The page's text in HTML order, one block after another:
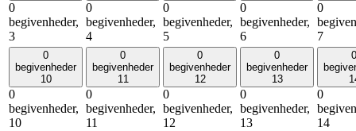
0
begivenheder,
3
0
begivenheder,
4
0
begivenheder,
5
0
begivenheder,
6
0
7
0
begivenheder
10
0
begivenheder,
10
0
begivenheder
11
0
begivenheder,
11
0
begivenheder
12
0
begivenheder,
12
0
begivenheder
13
0
begivenheder,
13
0
0
14